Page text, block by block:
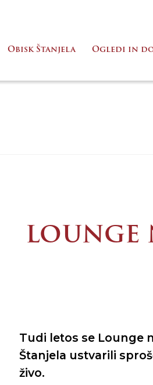
Obisk Štanjela Ogledi in
LOUNGE
Tudi letos se Lounge
Štanjela ustvarili
živo.